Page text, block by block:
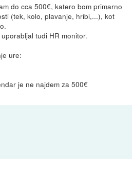
do cca 500€, katero bom primarno
(tek, kolo, plavanje, hribi,...), kot
tudi HR monitor.
ure:
je ne najdem za 500€